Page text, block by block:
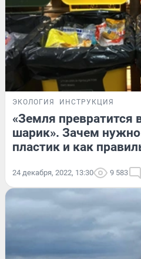
ЭКОЛОГИЯ ИНСТРУКЦИЯ
«Земля превратится
шарик». Зачем
пластик и как
24 декабря, 2022, 13:30 9 583